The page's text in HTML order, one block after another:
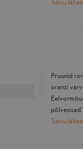
Tutvu
Pruunid
oranzi
Tutvu